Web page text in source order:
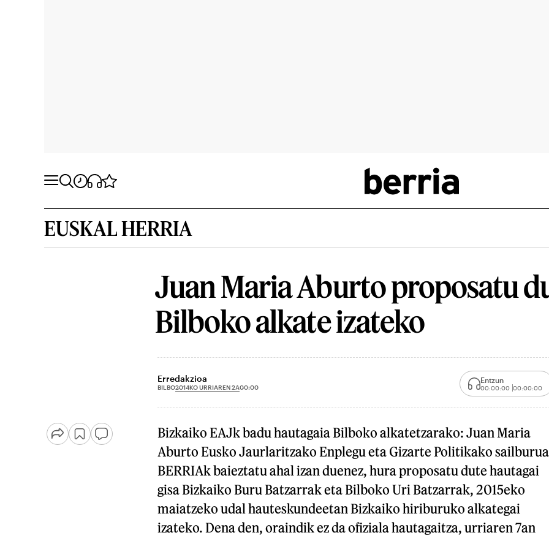
EUSKAL HERRIA
Juan Maria Aburto proposatu
Bilboko alkate izateko
Erredakzioa
BILBO2014KO URRIAREN 2A00:00
Entzun
00:00:00 00:00:00
Bizkaiko EAJk badu hautagaia Bilboko alkatetzarako: Juan Maria
Aburto Eusko Jaurlaritzako Enplegu eta Gizarte Politikako
BERRIAk baieztatu ahal izan duenez, hura proposatu dute hautagai
gisa Bizkaiko Buru Batzarrak eta Bilboko Uri Batzarrak, 2015eko
maiatzeko udal hauteskundeetan Bizkaiko hiriburuko alkategai
izateko. Dena den, oraindik ez da ofiziala hautagaitza, urriaren 7an